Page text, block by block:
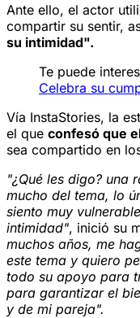
Ante ello, el actor
compartir su sentir,
su intimidad".
Te puede
Celebra su
Vía InstaStories, la
el que confesó que
sea compartido en
"¿Qué les digo? una
mucho del tema, lo
siento muy
intimidad", inició su
muchos años, me
este tema y quiero
todo su apoyo para
para garantizar el
y de mi pareja".